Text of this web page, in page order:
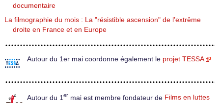
documentaire
La filmographie du mois : La "résistible ascension" de l’extrême
droite en France et en Europe
Autour du 1er mai coordonne également le projet TESSA
Autour du 1 er mai est membre fondateur de Films en luttes